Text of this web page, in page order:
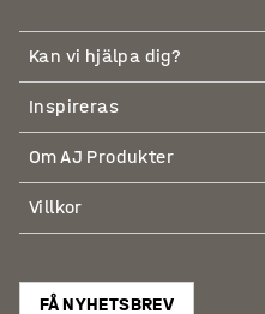
Kan vi hjälpa dig?
Inspireras
Om AJ Produkter
Villkor
FÅ NYHETSBREV